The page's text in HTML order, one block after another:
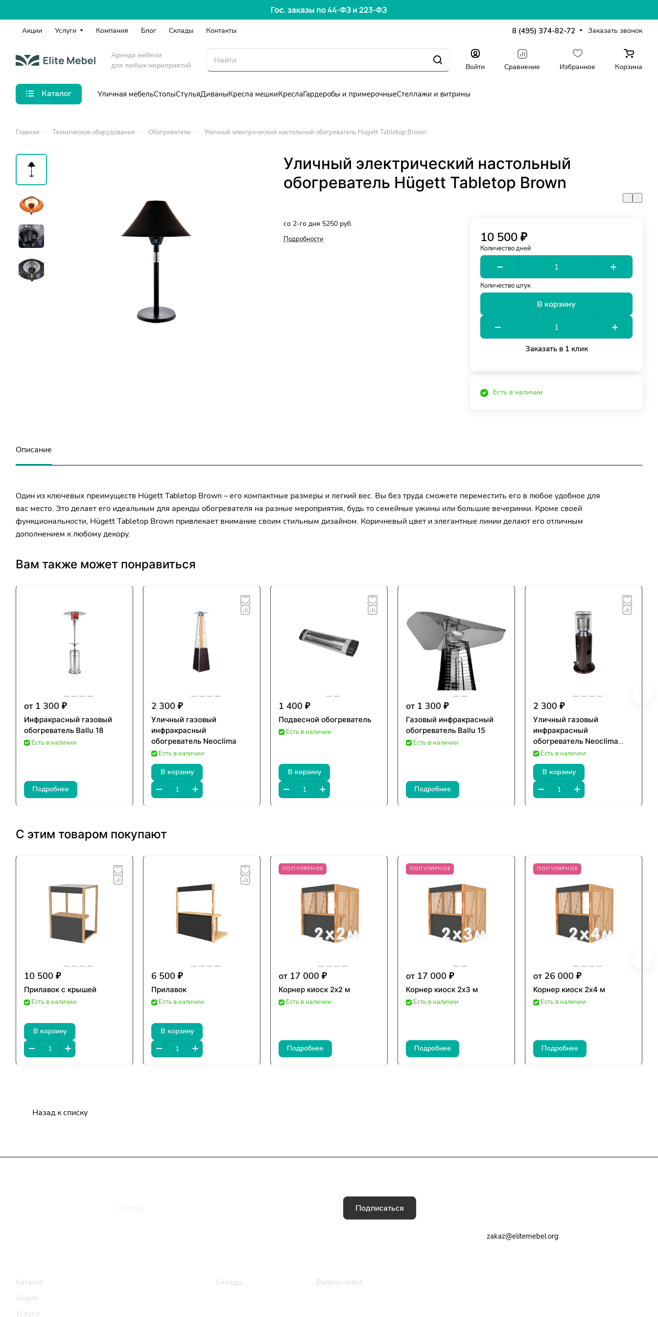
Акции Услуги Компания Блог Склады Контакты 8 (495) 374-82-72 Заказать звонок
Аренда мебели
для любых мероприятий
Войти Сравнение Избранное Корзина
Каталог Уличная мебельСтолыСтульяДиваныКресла мешкиКреслаГардеробы и примерочныеСтеллажи и витрины
Главная – Техническое оборудование – Обогреватели – Уличный электрический настольный обогреватель Hügett Tabletop Brown
Уличный электрический настольный
обогреватель Hügett Tabletop Brown
со 2-го дня 5250 руб.
Подробности 10 500 ₽
Количество дней
Количество штук
В корзину
Заказать в 1 клик
Есть в наличии
Описание
Один из ключевых преимуществ Hügett Tabletop Brown – его компактные размеры и легкий вес. Вы без труда сможете переместить его в любое удобное для
вас место. Это делает его идеальным для аренды обогревателя на разные мероприятия, будь то семейные ужины или большие вечеринки. Кроме своей
функциональности, Hügett Tabletop Brown привлекает внимание своим стильным дизайном. Коричневый цвет и элегантные линии делают его отличным
дополнением к любому декору.
Вам также может понравиться
от 1 300 ₽
Инфракрасный газовый
обогреватель Ballu 18
Есть в наличии
Подробнее
2 300 ₽
Уличный газовый
инфракрасный
обогреватель Neoclima
Есть в наличии
В корзину
1 400 ₽
Подвесной обогреватель
Есть в наличии
В корзину
от 1 300 ₽
Газовый инфракрасный
обогреватель Ballu 15
Есть в наличии
Подробнее
2 300 ₽
Уличный газовый
инфракрасный
обогреватель Neoclima
MiniЕсть в наличии
В корзину
С этим товаром покупают
10 500 ₽
Прилавок с крышей
Есть в наличии
В корзину
6 500 ₽
Прилавок
Есть в наличии
В корзину
ПОПУЛЯРНОЕ
от 17 000 ₽
Корнер киоск 2х2 м
Есть в наличии
Подробнее
ПОПУЛЯРНОЕ
от 17 000 ₽
Корнер киоск 2х3 м
Есть в наличии
Подробнее
ПОПУЛЯРНОЕ
от 26 000 ₽
Корнер киоск 2х4 м
Есть в наличии
Подробнее
Назад к списку
Подписаться
Каталог
Акции
Услуги
Склады Вопрос-ответ
zakaz@elitemebel.org